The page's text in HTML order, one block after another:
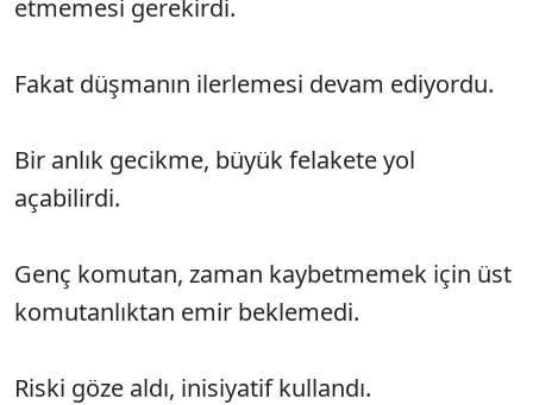
etmemesi gerekirdi.
Fakat düşmanın ilerlemesi devam ediyordu.
Bir anlık gecikme, büyük felakete yol
açabilirdi.
Genç komutan, zaman kaybetmemek için üst
komutanlıktan emir beklemedi.
Riski göze aldı, inisiyatif kullandı.